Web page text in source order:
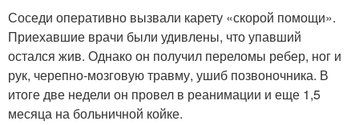
Соседи оперативно вызвали карету «скорой помощи».
Приехавшие врачи были удивлены, что упавший
остался жив. Однако он получил переломы ребер, ног и
рук, черепно-мозговую травму, ушиб позвоночника. В
итоге две недели он провел в реанимации и еще 1,5
месяца на больничной койке.